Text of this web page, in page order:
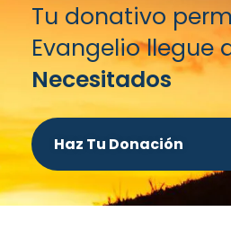
Tu donativo
Evangelio llegue
Necesitados
Haz Tu Donación